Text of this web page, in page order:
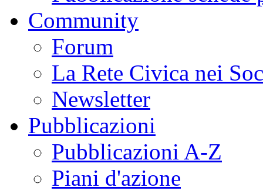
Community
Forum
La Rete Civica nei
Newsletter
Pubblicazioni
Pubblicazioni A-Z
Piani d'azione